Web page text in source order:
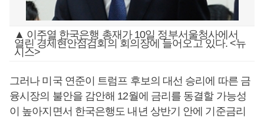
▲ 이주열 한국은행 총재가 10일 정부서울청사에서
열린 경제현안점검회의 회의장에 들어오고 있다. <뉴
시스>
그러나 미국 연준이 트럼프 후보의 대선 승리에 따른 금
융시장의 불안을 감안해 12월에 금리를 동결할 가능성
이 높아지면서 한국은행도 내년 상반기 안에 기준금리